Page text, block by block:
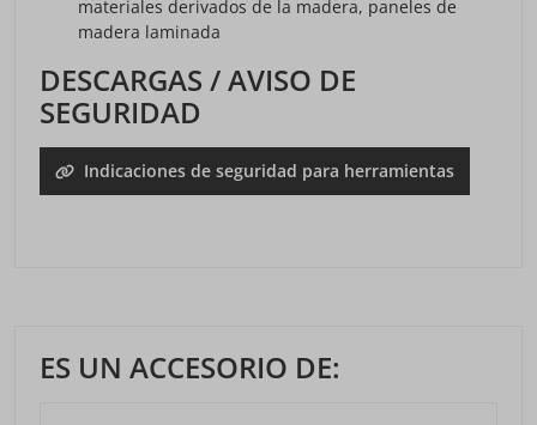
materiales derivados de la madera, paneles de
madera laminada
DESCARGAS / AVISO DE
SEGURIDAD
Indicaciones de seguridad para herramientas
ES UN ACCESORIO DE: